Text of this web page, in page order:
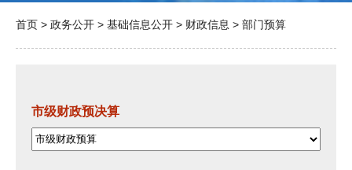
首页 > 政务公开 > 基础信息公开 > 财政信息 > 部门预算
市级财政预决算